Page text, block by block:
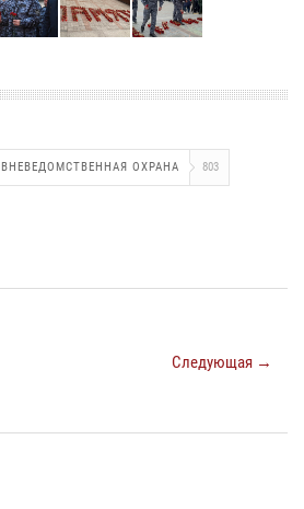
ВНЕВЕДОМСТВЕННАЯ ОХРАНА 803
Следующая →